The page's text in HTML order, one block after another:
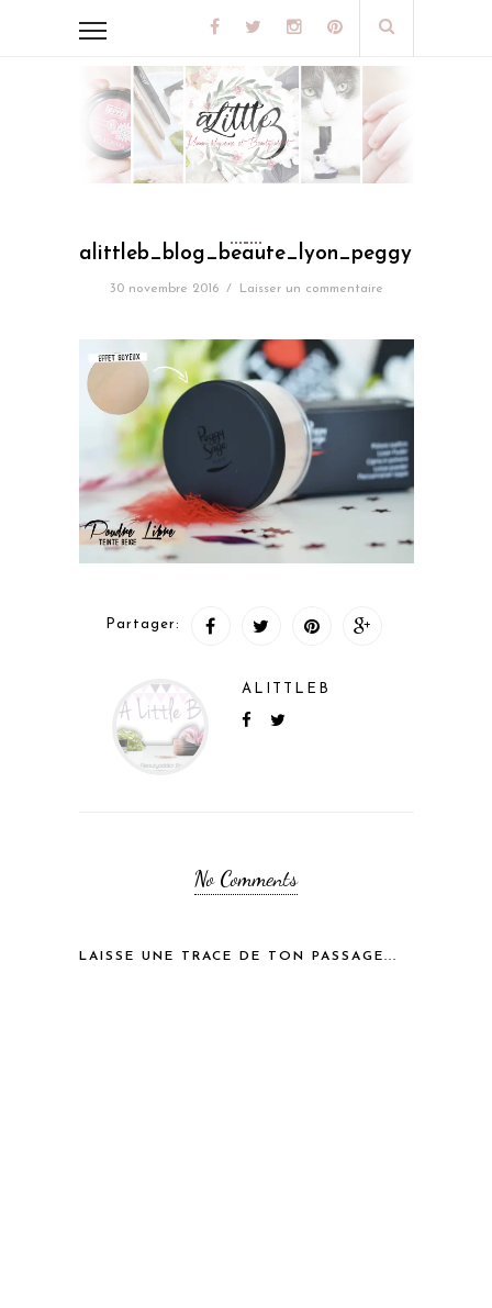
30 novembre 2016 / Laisser un commentaire
Partager:
ALITTLEB
No Comments
LAISSE UNE TRACE DE TON PASSAGE...